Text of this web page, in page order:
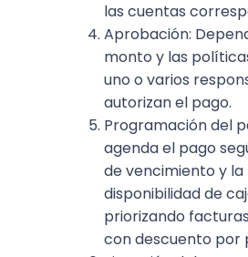
las cuentas
Aprobación:
monto y las
uno o varios
autorizan el pago.
Programación del
agenda el pago
de vencimiento y la
disponibilidad de
priorizando
con descuento por